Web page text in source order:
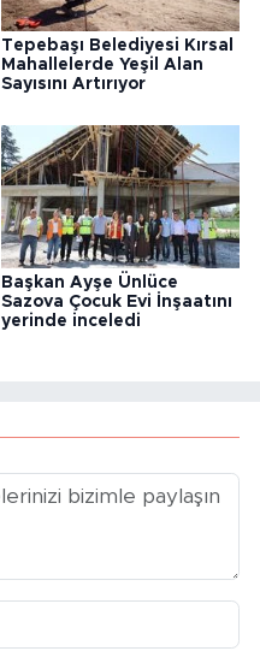
Tepebaşı Belediyesi Kırsal
Mahallelerde Yeşil Alan
Sayısını Artırıyor
Başkan Ayşe Ünlüce
Sazova Çocuk Evi İnşaatını
yerinde inceledi